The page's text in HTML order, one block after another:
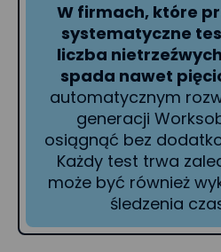
W firmach, które
systematyczne
liczba
spada nawet
automatycznym
generacji
osiągnąć bez
Każdy test trwa
może być również
śledzenia